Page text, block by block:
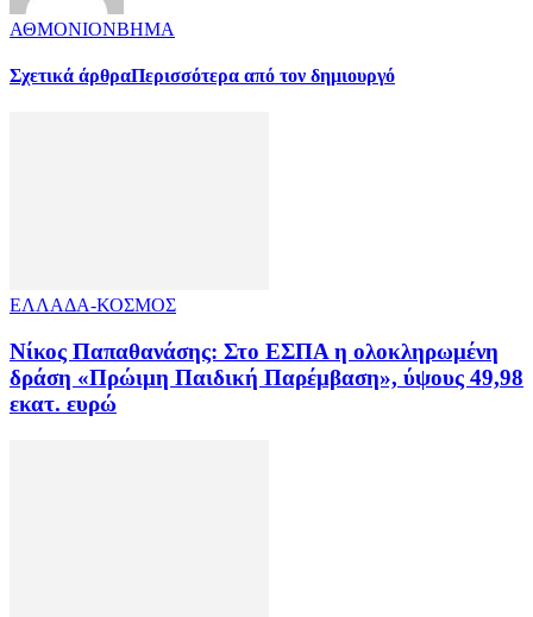
ΑΘΜΟΝΙΟΝΒΗΜΑ
Σχετικά άρθραΠερισσότερα από τον δημιουργό
ΕΛΛΑΔΑ-ΚΟΣΜΟΣ
Νίκος Παπαθανάσης: Στο ΕΣΠΑ η ολοκληρωμένη
δράση «Πρώιμη Παιδική Παρέμβαση», ύψους 49,98
εκατ. ευρώ